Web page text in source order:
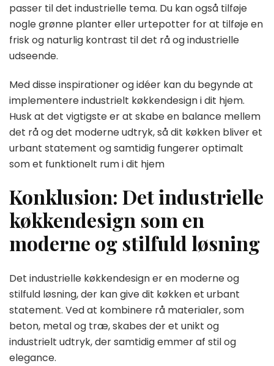
passer til det industrielle tema. Du kan også tilføje
nogle grønne planter eller urtepotter for at tilføje en
frisk og naturlig kontrast til det rå og industrielle
udseende.
Med disse inspirationer og idéer kan du begynde at
implementere industrielt køkkendesign i dit hjem.
Husk at det vigtigste er at skabe en balance mellem
det rå og det moderne udtryk, så dit køkken bliver et
urbant statement og samtidig fungerer optimalt
som et funktionelt rum i dit hjem
Konklusion: Det industrielle
køkkendesign som en
moderne og stilfuld løsning
Det industrielle køkkendesign er en moderne og
stilfuld løsning, der kan give dit køkken et urbant
statement. Ved at kombinere rå materialer, som
beton, metal og træ, skabes der et unikt og
industrielt udtryk, der samtidig emmer af stil og
elegance.